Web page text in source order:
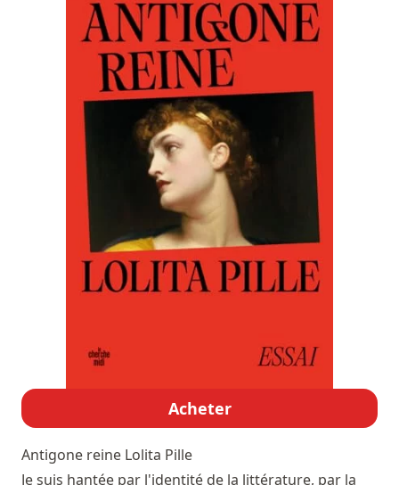
Acheter
Antigone reine Lolita Pille
Je suis hantée par l'identité de la littérature, par la
Livres les plus recommandés
Prix littéraires